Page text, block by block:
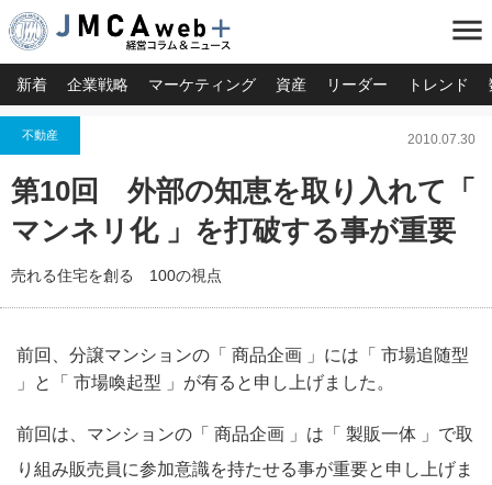
menu
新着 企業戦略 マーケティング 資産 リーダー トレンド
不動産 2010.07.30
第10回 外部の知恵を取り入れて「
マンネリ化 」を打破する事が重要
売れる住宅を創る 100の視点
前回、分譲マンションの「 商品企画 」には「 市場追随型
」と「 市場喚起型 」が有ると申し上げました。
前回は、マンションの「 商品企画 」は「 製販一体 」で取
り組み販売員に参加意識を持たせる事が重要と申し上げま